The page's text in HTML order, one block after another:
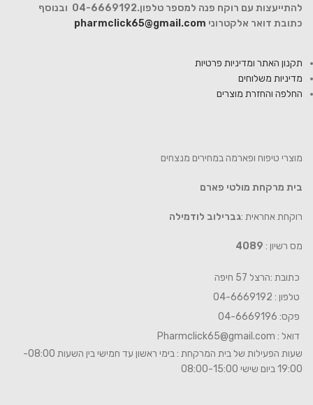
להתייעצות עם רוקח פנה למספר טלפון.04-6669192 ובנוסף
כתובת דואר אלקטרוני pharmclick65@gmail.com
תקנון האתר ומדיניות פרטיות
מדיניות משלוחים
החלפה והחזרת מוצרים
מוצרי טיפוח ופארמה במחירים מנצחים
בית מרקחת מולטי פארם
רוקחת אחראית :גברילוב לודמילה
מס רשיון : 4089
כתובת :הרצל 57 חיפה
טלפון : 04-6669192
פקס: 04-6669196
דואל : Pharmclick65@gmail.com
שעות הפעילות של בית המרקחת : בימי ראשון עד חמישי בין השעות 08:00-
19:00 ביום שישי 08:00-15:00